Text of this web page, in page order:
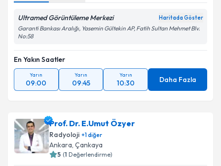
Takvim Talebini Gönder
Ultramed Görüntüleme Merkezi Haritada Göster
Garanti Bankası Aralığı, Yasemin Gültekin AP, Fatih Sultan Mehmet Blv.
No:58
En Yakın Saatler
Yarın
09:00
Yarın
09:45
Yarın
10:30 Daha Fazla
Prof. Dr. E.Umut Özyer
Radyoloji +1diğer
Ankara, Çankaya
5 (1 Değerlendirme)